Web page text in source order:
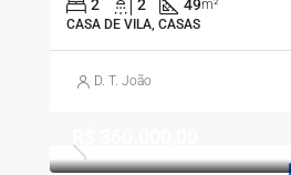
2 2 49m²
CASA DE VILA, CASAS
D. T. João